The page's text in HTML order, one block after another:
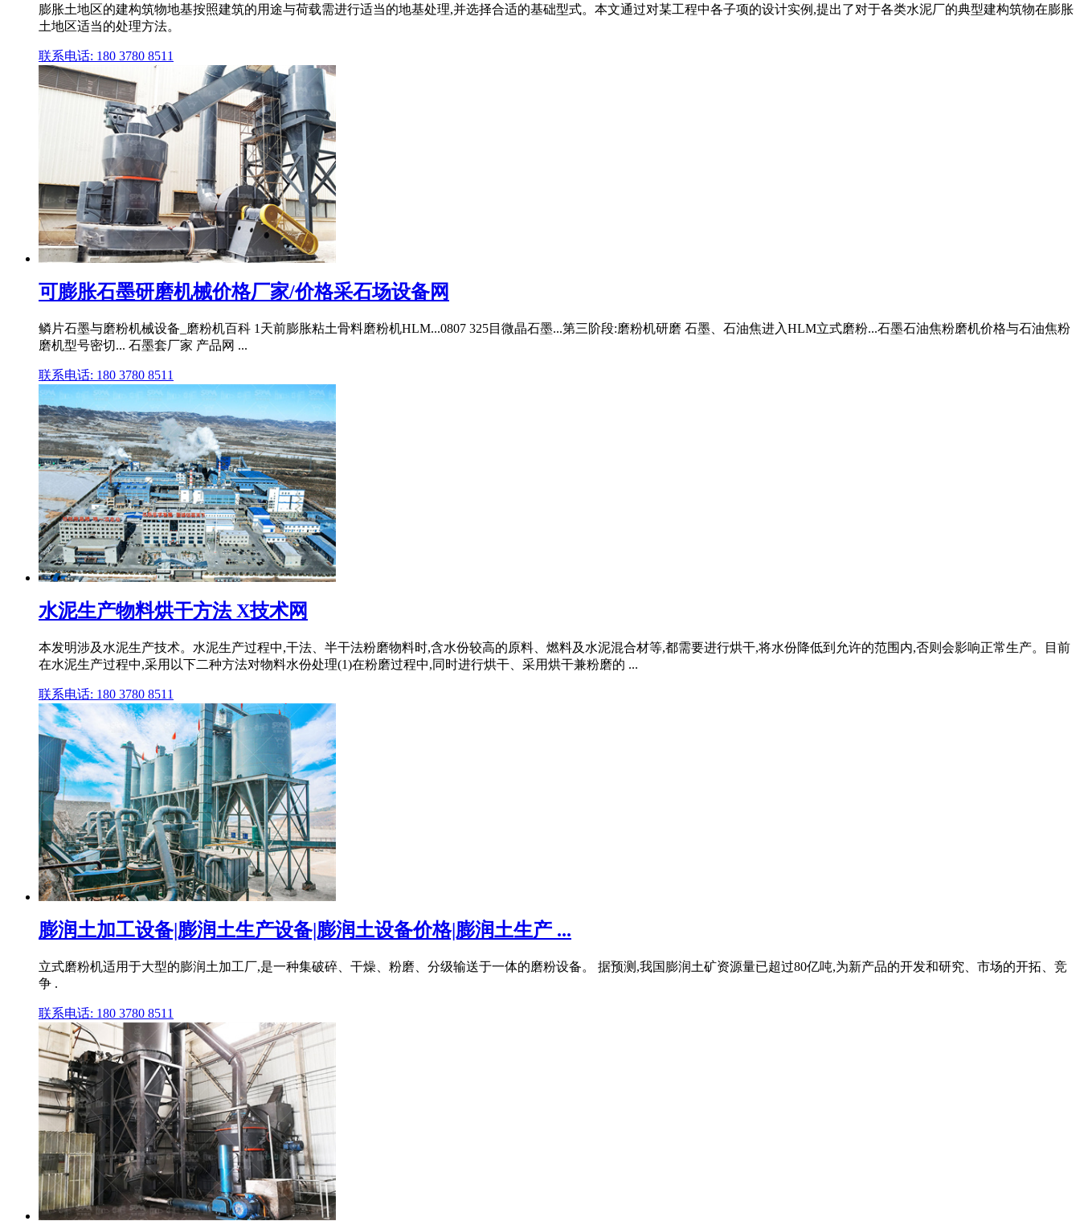
膨胀土地区的建构筑物地基按照建筑的用途与荷载需进行适当的地基处理,并选择合适的基础型式。本文通过对某工程中各子项的设计实例,提出了对于各类水泥厂的典型建构筑物在膨胀
土地区适当的处理方法。
联系电话: 180 3780 8511
可膨胀石墨研磨机械价格厂家/价格采石场设备网
鳞片石墨与磨粉机械设备_磨粉机百科 1天前膨胀粘土骨料磨粉机HLM...0807 325目微晶石墨...第三阶段:磨粉机研磨 石墨、石油焦进入HLM立式磨粉...石墨石油焦粉磨机价格与石油焦粉
磨机型号密切... 石墨套厂家 产品网 ...
联系电话: 180 3780 8511
水泥生产物料烘干方法 X技术网
本发明涉及水泥生产技术。水泥生产过程中,干法、半干法粉磨物料时,含水份较高的原料、燃料及水泥混合材等,都需要进行烘干,将水份降低到允许的范围内,否则会影响正常生产。目前
在水泥生产过程中,采用以下二种方法对物料水份处理(1)在粉磨过程中,同时进行烘干、采用烘干兼粉磨的 ...
联系电话: 180 3780 8511
膨润土加工设备|膨润土生产设备|膨润土设备价格|膨润土生产 ...
立式磨粉机适用于大型的膨润土加工厂,是一种集破碎、干燥、粉磨、分级输送于一体的磨粉设备。 据预测,我国膨润土矿资源量已超过80亿吨,为新产品的开发和研究、市场的开拓、竞
争 .
联系电话: 180 3780 8511